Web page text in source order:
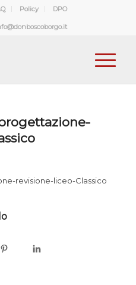
Policy DPO
revisione-liceo-Classico